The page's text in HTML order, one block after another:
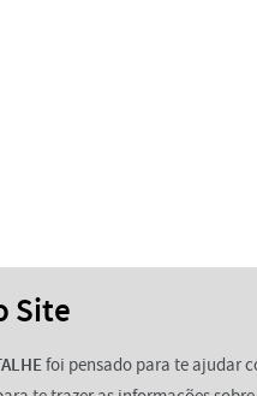
Site
foi pensado para te ajudar